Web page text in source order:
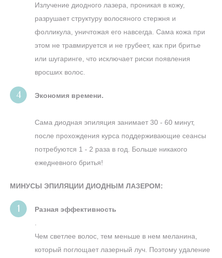
Излучение диодного лазера, проникая в кожу,
разрушает структуру волосяного стержня и
фолликула, уничтожая его навсегда. Сама кожа при
этом не травмируется и не грубеет, как при бритье
или шугаринге, что исключает риски появления
вросших волос.
Экономия времени.
Сама диодная эпиляция занимает 30 - 60 минут,
после прохождения курса поддерживающие сеансы
потребуются 1 - 2 раза в год. Больше никакого
ежедневного бритья!
МИНУСЫ ЭПИЛЯЦИИ ДИОДНЫМ ЛАЗЕРОМ:
Разная эффективность
Чем светлее волос, тем меньше в нем меланина,
который поглощает лазерный луч. Поэтому удаление